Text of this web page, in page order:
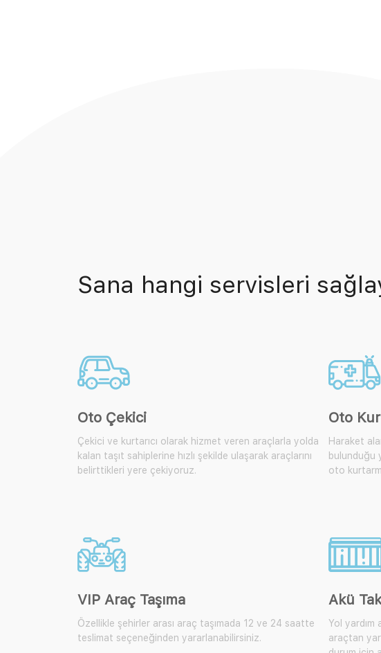
Sana hangi servisleri
Oto Çekici
Çekici ve kurtarıcı olarak hizmet veren araçlarla yolda
kalan taşıt sahiplerine hızlı şekilde ulaşarak araçlarını
belirttikleri yere çekiyoruz.
Oto
Haraket
bulunduğu
oto
VIP Araç Taşıma
Özellikle şehirler arası araç taşımada 12 ve 24 saatte
teslimat seçeneğinden yararlanabilirsiniz.
Akü
Yol yardım
araçtan